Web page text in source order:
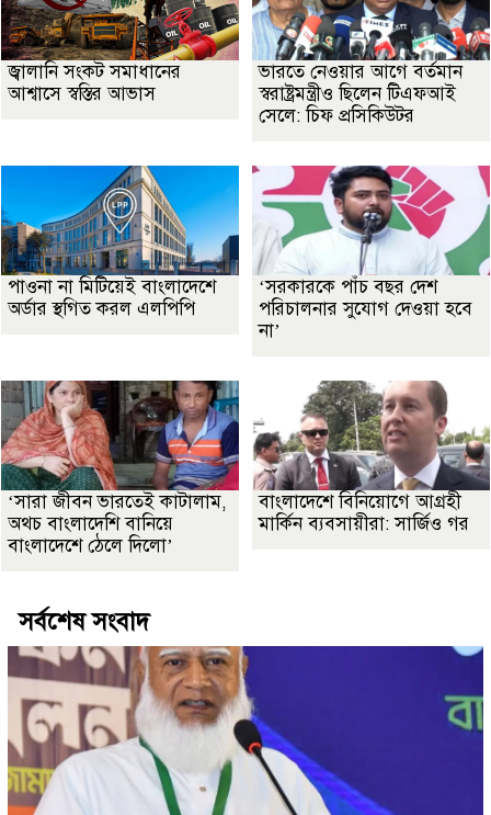
জ্বালানি সংকট সমাধানের
আশ্বাসে স্বস্তির আভাস
ভারতে নেওয়ার আগে বর্তমান
স্বরাষ্ট্রমন্ত্রীও ছিলেন টিএফআই
সেলে: চিফ প্রসিকিউটর
পাওনা না মিটিয়েই বাংলাদেশে
অর্ডার স্থগিত করল এলপিপি
‘সরকারকে পাঁচ বছর দেশ
পরিচালনার সুযোগ দেওয়া হবে
না’
‘সারা জীবন ভারতেই কাটালাম,
অথচ বাংলাদেশি বানিয়ে
বাংলাদেশে ঠেলে দিলো’
বাংলাদেশে বিনিয়োগে আগ্রহী
মার্কিন ব্যবসায়ীরা: সার্জিও গর
সর্বশেষ সংবাদ